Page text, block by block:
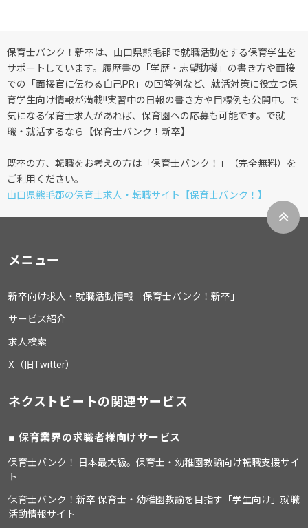
保育士バンク！新卒は、山口県熊毛郡で就職活動をする保育学生を
サポートしています。履歴書の「学歴・志望動機」の書き方や面接
での「面接官に伝わる自己PR」の回答例など、就活対策に役立つ保
育学生向け情報が満載!!実習中の日報の書き方や目標例も公開中。で
気になる保育士求人があれば、保育園への応募も可能です。で就
職・就活するなら【保育士バンク！新卒】
既卒の方、転職をお考えの方は「保育士バンク！」（完全無料）を
ご利用ください。
山口県熊毛郡の保育士求人・転職サイト【保育士バンク！】
メニュー
新卒向け求人・就職活動情報「保育士バンク！新卒」
サービス紹介
求人検索
X（旧Twitter）
ネクストビートの関連サービス
保育業界の求職者様向けサービス
保育士バンク！ 日本最大級。保育士・幼稚園教諭向け転職支援サイ
ト
保育士バンク！新卒 保育士・幼稚園教諭を目指す「学生向け」就職
活動情報サイト